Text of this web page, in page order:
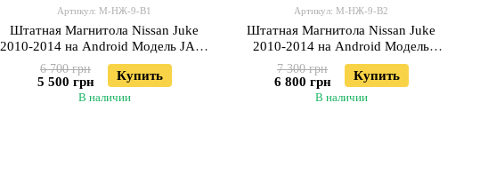
Артикул: М-НЖ-9-В1
Штатная Магнитола Nissan Juke
2010-2014 на Android Модель JAC-
3GWiFi
6 700 грн
5 500 грн Купить
В наличии
Артикул: М-НЖ-9-В2
Штатная Магнитола Nissan Juke
2010-2014 на Android Модель
XyAuto-3GWiFi+Carplay 2/32 Гб
7 300 грн
6 800 грн Купить
В наличии